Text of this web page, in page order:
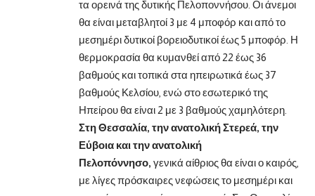
τα ορεινά της δυτικής Πελοποννήσου. Οι άνεμοι
θα είναι μεταβλητοί 3 με 4 μποφόρ και από το
μεσημέρι δυτικοί βορειοδυτικοί έως 5 μποφόρ. Η
θερμοκρασία θα κυμανθεί από 22 έως 36
βαθμούς και τοπικά στα ηπειρωτικά έως 37
βαθμούς Κελσίου, ενώ στο εσωτερικό της
Ηπείρου θα είναι 2 με 3 βαθμούς χαμηλότερη.
Στη Θεσσαλία, την ανατολική Στερεά, την
Εύβοια και την ανατολική
Πελοπόννησο, γενικά αίθριος θα είναι ο καιρός,
με λίγες πρόσκαιρες νεφώσεις το μεσημέρι και